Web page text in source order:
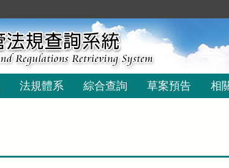
法規體系 綜合查詢 草案預告 相